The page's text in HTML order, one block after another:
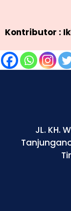
Kontributor :
JL. KH.